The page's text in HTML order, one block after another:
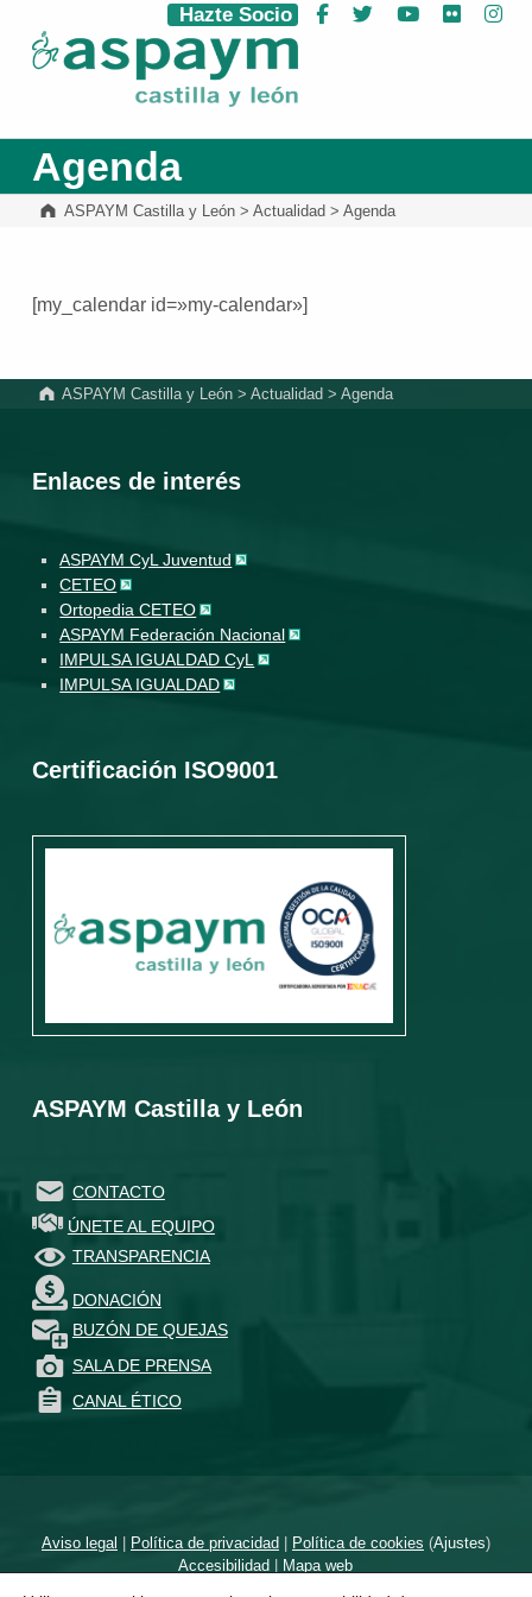
ASPAYM Castilla y León
Hazte Socio Facebook
Twitter YouTube
Flickr
Agenda
ASPAYM Castilla y León> Actualidad > Agenda
[my_calendar id=»my-calendar»]
ASPAYM Castilla y León >Actualidad >Agenda
Enlaces de interés
ASPAYM CyL Juventud
CETEO
Ortopedia CETEO
ASPAYM Federación Nacional
IMPULSA IGUALDAD CyL
IMPULSA IGUALDAD
Certificación ISO9001
ASPAYM Castilla y León
CONTACTO
ÚNETE AL EQUIPO
TRANSPARENCIA
DONACIÓN
BUZÓN DE QUEJAS
SALA DE PRENSA
CANAL ÉTICO
Aviso legal | Política de privacidad| Política de cookies (Ajustes)
Accesibilidad | Mapa web